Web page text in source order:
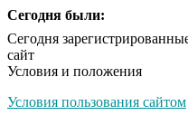
Сегодня были:
Сегодня
сайт
Условия и положения
Условия пользования сайтом